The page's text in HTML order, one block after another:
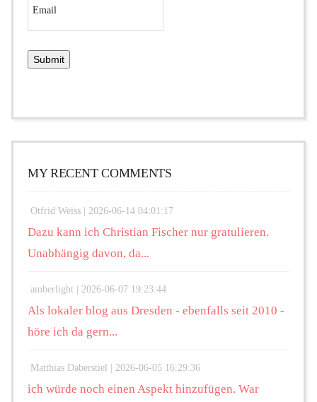
MY RECENT COMMENTS
Otfrid Weiss | 2026-06-14 04:01:17
Dazu kann ich Christian Fischer nur gratulieren.
Unabhängig davon, da...
amberlight | 2026-06-07 19:23:44
Als lokaler blog aus Dresden - ebenfalls seit 2010 -
höre ich da gern...
Matthias Daberstiel | 2026-06-05 16:29:36
ich würde noch einen Aspekt hinzufügen. War